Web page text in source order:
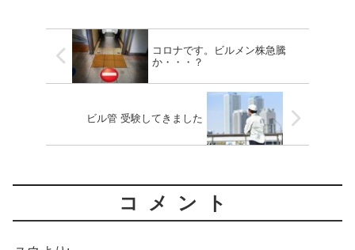
コロナです。ビルメン株急騰
か・・・？
ビル管 受験してきました
コメント